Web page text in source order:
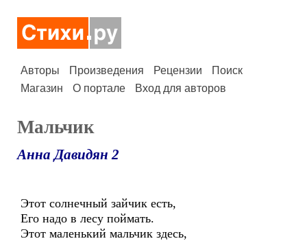
Авторы Произведения Рецензии
Поиск
Магазин
О портале Вход для авторов
Мальчик
Анна Давидян 2
Этот солнечный зайчик есть,
Его надо в лесу поймать.
Этот маленький мальчик здесь,